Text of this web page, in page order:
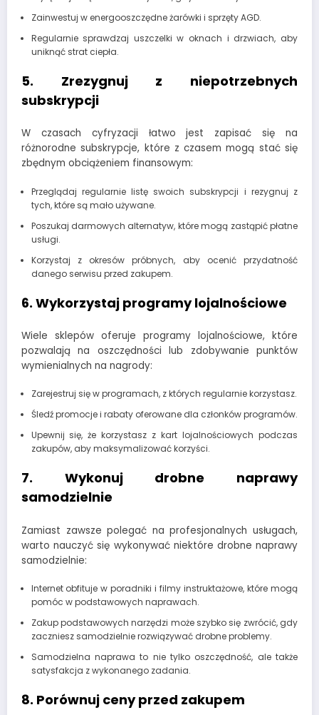
Zainwestuj w energooszczędne żarówki i sprzęty AGD.
Regularnie sprawdzaj uszczelki w oknach i drzwiach, aby
uniknąć strat ciepła.
5. Zrezygnuj z niepotrzebnych
subskrypcji
W czasach cyfryzacji łatwo jest zapisać się na
różnorodne subskrypcje, które z czasem mogą stać się
zbędnym obciążeniem finansowym:
Przeglądaj regularnie listę swoich subskrypcji i rezygnuj z
tych, które są mało używane.
Poszukaj darmowych alternatyw, które mogą zastąpić płatne
usługi.
Korzystaj z okresów próbnych, aby ocenić przydatność
danego serwisu przed zakupem.
6. Wykorzystaj programy lojalnościowe
Wiele sklepów oferuje programy lojalnościowe, które
pozwalają na oszczędności lub zdobywanie punktów
wymienialnych na nagrody:
Zarejestruj się w programach, z których regularnie korzystasz.
Śledź promocje i rabaty oferowane dla członków programów.
Upewnij się, że korzystasz z kart lojalnościowych podczas
zakupów, aby maksymalizować korzyści.
7. Wykonuj drobne naprawy
samodzielnie
Zamiast zawsze polegać na profesjonalnych usługach,
warto nauczyć się wykonywać niektóre drobne naprawy
samodzielnie:
Internet obfituje w poradniki i filmy instruktażowe, które mogą
pomóc w podstawowych naprawach.
Zakup podstawowych narzędzi może szybko się zwrócić, gdy
zaczniesz samodzielnie rozwiązywać drobne problemy.
Samodzielna naprawa to nie tylko oszczędność, ale także
satysfakcja z wykonanego zadania.
8. Porównuj ceny przed zakupem